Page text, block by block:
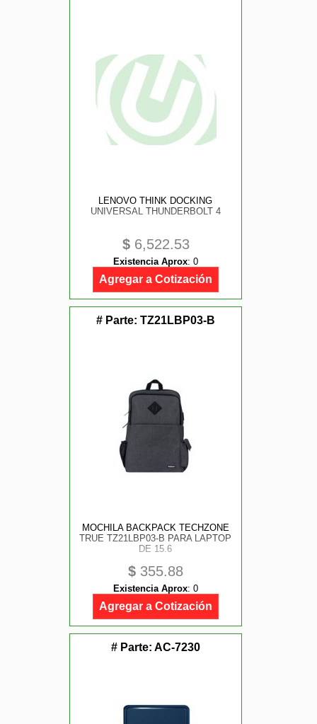
LENOVO THINK DOCKING
UNIVERSAL THUNDERBOLT 4
$6,522.53
Existencia Aprox: 0
Agregar a Cotización
# Parte: TZ21LBP03-B
MOCHILA BACKPACK TECHZONE
TRUE TZ21LBP03-B PARA LAPTOP
DE 15.6
$ 355.88
Existencia Aprox: 0
Agregar a Cotización
# Parte: AC-7230